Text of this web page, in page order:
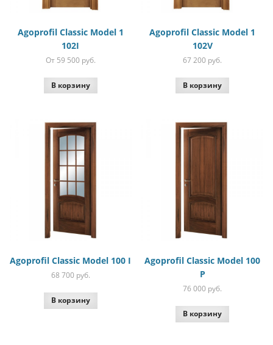
Agoprofil Classic Model 1
102I
От 59 500 руб.
В корзину
Agoprofil Classic Model 1
102V
67 200 руб.
В корзину
Agoprofil Classic Model 100 I
68 700 руб.
В корзину
Agoprofil Classic Model 100
P
76 000 руб.
В корзину